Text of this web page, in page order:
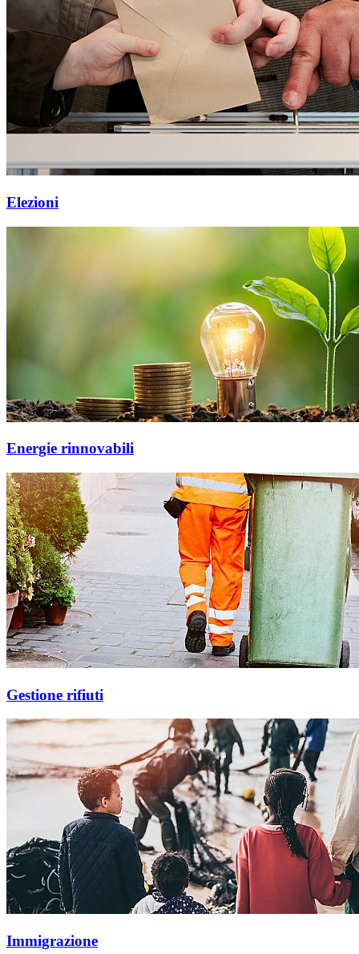
Elezioni
Energie rinnovabili
Gestione rifiuti
Immigrazione